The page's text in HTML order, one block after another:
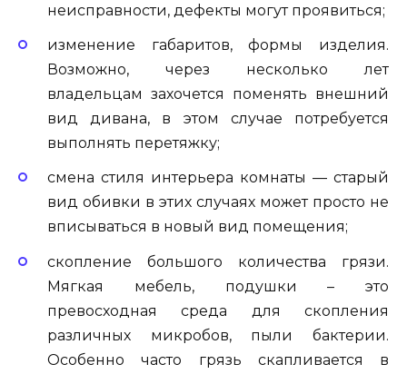
неисправности, дефекты могут проявиться;
изменение габаритов, формы изделия.
Возможно, через несколько лет
владельцам захочется поменять внешний
вид дивана, в этом случае потребуется
выполнять перетяжку;
смена стиля интерьера комнаты — старый
вид обивки в этих случаях может просто не
вписываться в новый вид помещения;
скопление большого количества грязи.
Мягкая мебель, подушки – это
превосходная среда для скопления
различных микробов, пыли бактерии.
Особенно часто грязь скапливается в